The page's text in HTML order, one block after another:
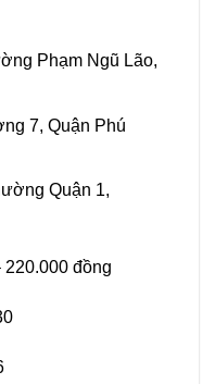
Phạm Ngũ Lão,
7, Quận Phú
Quận 1,
220.000 đồng